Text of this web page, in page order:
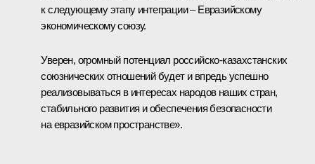
к следующему этапу интеграции – Евразийскому
экономическому союзу.
Уверен, огромный потенциал российско-казахстанских
союзнических отношений будет и впредь успешно
реализовываться в интересах народов наших стран,
стабильного развития и обеспечения безопасности
на евразийском пространстве».